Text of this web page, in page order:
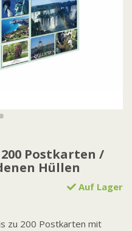
Postkarten /
Hüllen
Auf Lager
zu 200 Postkarten mit